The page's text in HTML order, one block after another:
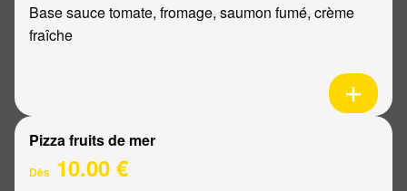
Base sauce tomate, fromage, saumon fumé, crème
fraîche
Pizza fruits de mer
Dès 10.00 €